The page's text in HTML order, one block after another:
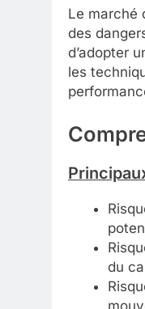
Le marché
des
d’adopter
les
du